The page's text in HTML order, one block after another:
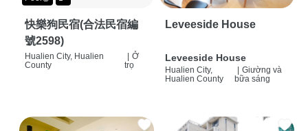
快樂狗民宿(合法民宿編
號2598)
Hualien City, Hualien
County
Ở
trọ
Leveeside House
Leveeside House
Hualien City,
Hualien County
Giường và
bữa sáng